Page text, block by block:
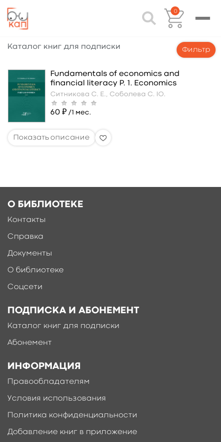
0
Каталог книг для подписки Фильтр
Fundamentals of economics and
financial literacy P. 1. Economics
Ситникова С. Е., Соболева С. Ю.
60 ₽ /1 мес.
О БИБЛИОТЕКЕ
Контакты
Справка
Документы
О библиотеке
Соцсети
ПОДПИСКА И АБОНЕМЕНТ
Каталог книг для подписки
Абонемент
ИНФОРМАЦИЯ
Правообладателям
Условия использования
Политика конфиденциальности
Добавление книг в приложение